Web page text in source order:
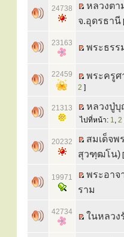
24738
หลวงต
จ.อุดรธานี
23163 พระธรร
22459 พระครู
2 ]
21313 หลวงปู่
ไปที่หน้า: 1, 2
20232
สมเด็จพ
สุวฑฺฒโน) [
19971
พระอา
ราม
42734 ในหลวง